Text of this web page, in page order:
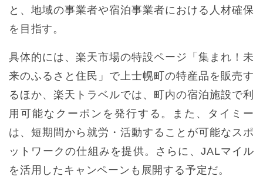
と、地域の事業者や宿泊事業者における人材確保
を目指す。
具体的には、楽天市場の特設ページ「集まれ！未
来のふるさと住民」で上士幌町の特産品を販売す
るほか、楽天トラベルでは、町内の宿泊施設で利
用可能なクーポンを発行する。また、タイミー
は、短期間から就労・活動することが可能なスポ
ットワークの仕組みを提供。さらに、JALマイル
を活用したキャンペーンも展開する予定だ。